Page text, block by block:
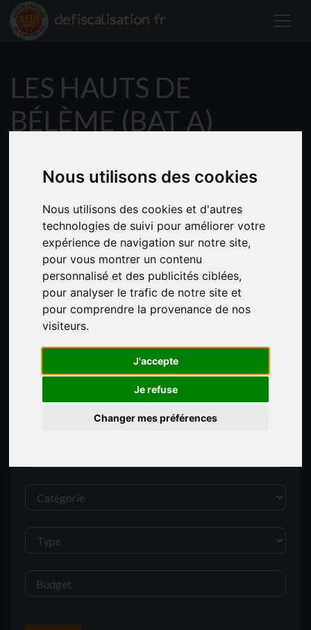
Nous utilisons des cookies
Nous utilisons des cookies et d'autres
technologies de suivi pour améliorer votre
expérience de navigation sur notre site,
pour vous montrer un contenu
personnalisé et des publicités ciblées,
pour analyser le trafic de notre site et
pour comprendre la provenance de nos
visiteurs.
J'accepte
Je refuse
Changer mes préférences
LES HAUTS DE
BÉLÈME (BAT A)
pavillonnaire de Bélème au Lamentin.
proximité de l’activité économique de l’île et des transports
en commun (TCSP).
Ce complexe immobilier se compose...
En savoir plus
Trouver mon bien :